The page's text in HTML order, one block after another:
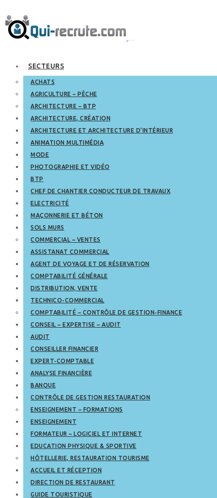
SECTEURS
ACHATS
AGRICULTURE – PÊCHE
ARCHITECTURE – BTP
ARCHITECTURE, CRÉATION
ARCHITECTURE ET ARCHITECTURE D’INTÉRIEUR
ANIMATION MULTIMÉDIA
MODE
PHOTOGRAPHIE ET VIDÉO
BTP
CHEF DE CHANTIER CONDUCTEUR DE TRAVAUX
ELECTRICITÉ
MAÇONNERIE ET BÉTON
SOLS MURS
COMMERCIAL – VENTES
ASSISTANAT COMMERCIAL
AGENT DE VOYAGE ET DE RÉSERVATION
COMPTABILITÉ GÉNÉRALE
DISTRIBUTION, VENTE
TECHNICO-COMMERCIAL
COMPTABILITÉ – CONTRÔLE DE GESTION-FINANCE
CONSEIL – EXPERTISE – AUDIT
AUDIT
CONSEILLER FINANCIER
EXPERT-COMPTABLE
ANALYSE FINANCIÈRE
BANQUE
CONTRÔLE DE GESTION RESTAURATION
ENSEIGNEMENT – FORMATIONS
ENSEIGNEMENT
FORMATEUR – LOGICIEL ET INTERNET
EDUCATION PHYSIQUE & SPORTIVE
HÔTELLERIE, RESTAURATION TOURISME
ACCUEIL ET RÉCEPTION
DIRECTION DE RESTAURANT
GUIDE TOURISTIQUE